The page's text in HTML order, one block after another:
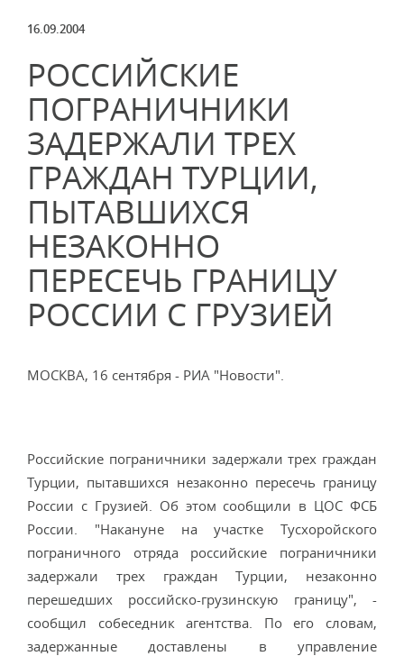
16.09.2004
РОССИЙСКИЕ
ПОГРАНИЧНИКИ
ЗАДЕРЖАЛИ ТРЕХ
ГРАЖДАН ТУРЦИИ,
ПЫТАВШИХСЯ
НЕЗАКОННО
ПЕРЕСЕЧЬ ГРАНИЦУ
РОССИИ С ГРУЗИЕЙ
МОСКВА, 16 сентября - РИА "Новости".
Российские пограничники задержали трех граждан
Турции, пытавшихся незаконно пересечь границу
России с Грузией. Об этом сообщили в ЦОС ФСБ
России. "Накануне на участке Тусхоройского
пограничного отряда российские пограничники
задержали трех граждан Турции, незаконно
перешедших российско-грузинскую границу", -
сообщил собеседник агентства. По его словам,
задержанные доставлены в управление